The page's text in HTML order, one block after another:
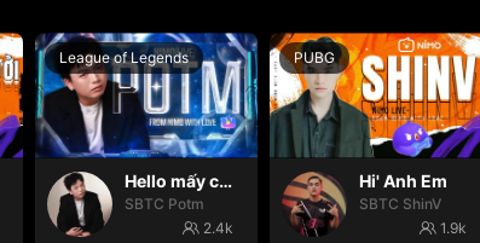
League of Legends
Hello mấy cục Zàng nhaaa
SBTC Potm
2.4k
PUBG
Hi' Anh Em
SBTC ShinV
1.9k